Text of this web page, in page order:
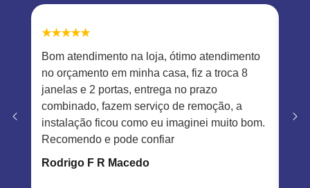
★★★★★
Bom atendimento na loja, ótimo atendimento
no orçamento em minha casa, fiz a troca 8
janelas e 2 portas, entrega no prazo
combinado, fazem serviço de remoção, a
instalação ficou como eu imaginei muito bom.
Recomendo e pode confiar
Rodrigo F R Macedo